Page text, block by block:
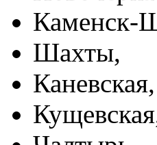
Каменск-
Шахты,
Каневская,